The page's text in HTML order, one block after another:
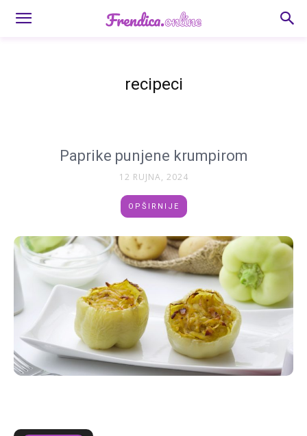
recipeci
Paprike punjene krumpirom
12 RUJNA, 2024
OPŠIRNIJE